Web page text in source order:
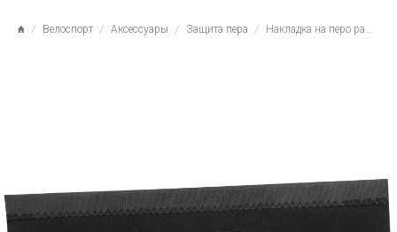
Велоспорт Аксессуары Защита пера Накладка на перо рамы VLF-001 Velo, арт.200007